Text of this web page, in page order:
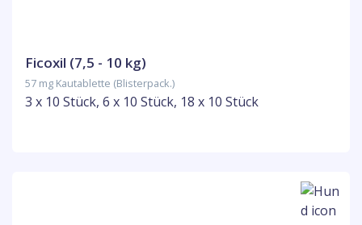
Ficoxil (7,5 - 10 kg)
57 mg Kautablette (Blisterpack.)
3 x 10 Stück, 6 x 10 Stück, 18 x 10 Stück